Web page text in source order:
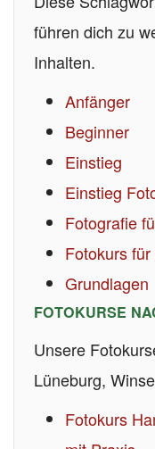
führen dich zu
Inhalten.
Anfänger
Beginner
Einstieg
Einstieg
Fotografie
Fotokurs
Grundlagen
FOTOKURSE
Unsere
Lüneburg,
Fotokurs